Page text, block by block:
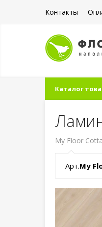
Контакты
Каталог
My Floor
Арт.My